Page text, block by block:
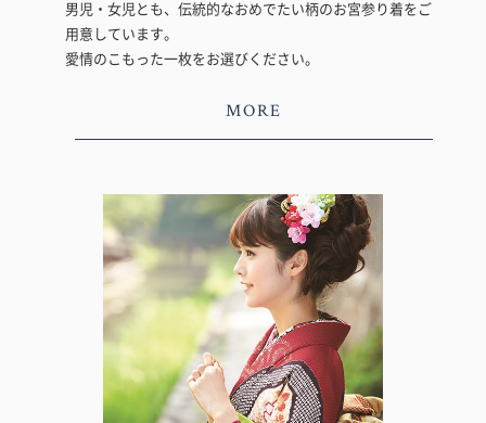
男児・女児とも、伝統的なおめでたい柄のお宮参り着をご
用意しています。
愛情のこもった一枚をお選びください。
MORE